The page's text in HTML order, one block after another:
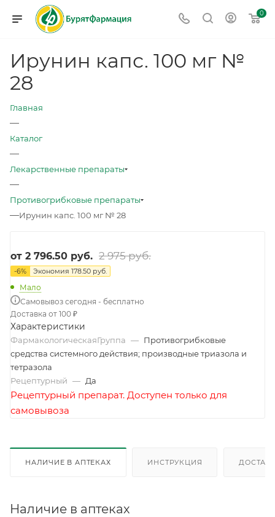
0
Ирунин капс. 100 мг №
28
Главная
—
Каталог
—
Лекарственные препараты
—
Противогрибковые препараты
—Ирунин капс. 100 мг № 28
от 2 796.50 руб. 2 975 руб.
-6% Экономия 178.50 руб.
Мало
Самовывоз сегодня - бесплатно
Доставка от 100 ₽
Характеристики
ФармакологическаяГруппа — Противогрибковые
средства системного действия; производные триазола и
тетразола
Рецептурный — Да
Рецептурный препарат. Доступен только для
самовывоза
НАЛИЧИЕ В АПТЕКАХ ИНСТРУКЦИЯ
Наличие в аптеках